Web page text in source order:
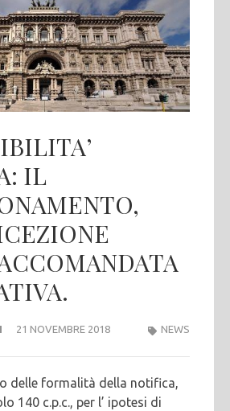
IL
21 NOVEMBRE 2018 NEWS
delle formalità della notifica,
140 c.p.c., per l’ ipotesi di